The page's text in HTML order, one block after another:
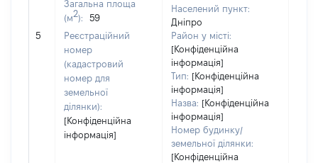
5
Загальна площа
(м2):
59
Реєстраційний
номер
(кадастровий
номер для
земельної
ділянки):
[Конфіденційна
інформація]
Населений пункт:
Дніпро
Район у місті:
[Конфіденційна
інформація]
Тип: [Конфіденційна
інформація]
Назва: [Конфіденційна
інформація]
Номер будинку/
земельної ділянки:
[Конфіденційна